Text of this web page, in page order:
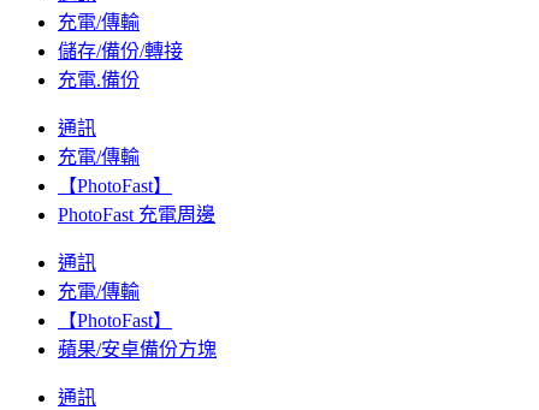
充電/傳輸
儲存/備份/轉接
充電.備份
通訊
充電/傳輸
【PhotoFast】
PhotoFast 充電周邊
通訊
充電/傳輸
【PhotoFast】
蘋果/安卓備份方塊
通訊